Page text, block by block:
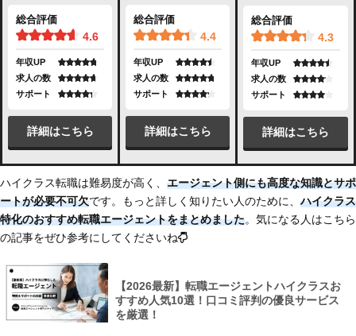
総合評価
4.6
年収UP
求人の数
サポート
詳細はこちら
総合評価
4.4
年収UP
求人の数
サポート
詳細はこちら
総合評価
4.3
年収UP
求人の数
サポート
詳細はこちら
ハイクラス転職は難易度が高く、 エージェント側にも高度な知識とサポ
ートが必要不可欠です。もっと詳しく知りたい人のために、ハイクラス
特化のおすすめ転職エージェントをまとめました。気になる人はこちら
の記事をぜひ参考にしてくださいね
【2026最新】転職エージェントハイクラスお
すすめ人気10選！口コミ評判の優良サービス
を厳選！